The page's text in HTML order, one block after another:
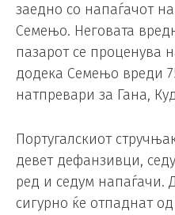
заедно со напаѓачот
Семењо. Неговата
пазарот се проценува
додека Семењо вреди
натпревари за Гана,
Португалскиот
девет дефанзивци,
ред и седум напаѓачи.
сигурно ќе отпаднат